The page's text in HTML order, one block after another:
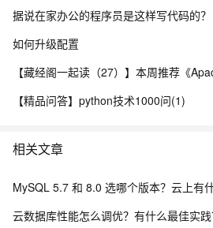
据说在家办公的程序员是这样写代码的？
如何升级配置
【精品问答】python技术1000问(1)
相关文章
MySQL 5.7 和 8.0 选哪个版本？云上有